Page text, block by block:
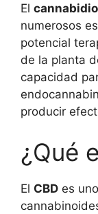
El
numerosos
potencial
de la planta
capacidad
producir
¿Qué
El CBD es